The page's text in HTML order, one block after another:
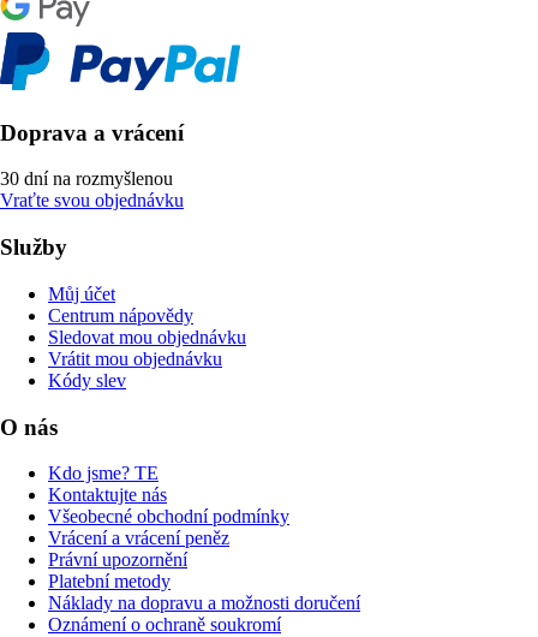
Doprava a vrácení
30 dní na rozmyšlenou
Vraťte svou objednávku
Služby
Můj účet
Centrum nápovědy
Sledovat mou objednávku
Vrátit mou objednávku
Kódy slev
O nás
Kdo jsme? TE
Kontaktujte nás
Všeobecné obchodní podmínky
Vrácení a vrácení peněz
Právní upozornění
Platební metody
Náklady na dopravu a možnosti doručení
Oznámení o ochraně soukromí